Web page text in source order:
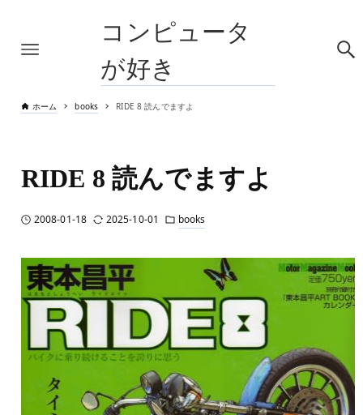
コンピュータ
が好き
ホーム books RIDE 8 読んでますよ
RIDE 8 読んでますよ
2008-01-18 2025-10-01 books